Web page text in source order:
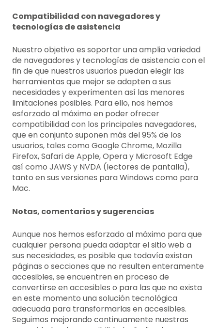
Compatibilidad con navegadores y
tecnologías de asistencia
Nuestro objetivo es soportar una amplia variedad
de navegadores y tecnologías de asistencia con el
fin de que nuestros usuarios puedan elegir las
herramientas que mejor se adapten a sus
necesidades y experimenten así las menores
limitaciones posibles. Para ello, nos hemos
esforzado al máximo en poder ofrecer
compatibilidad con los principales navegadores,
que en conjunto suponen más del 95% de los
usuarios, tales como Google Chrome, Mozilla
Firefox, Safari de Apple, Opera y Microsoft Edge
así como JAWS y NVDA (lectores de pantalla),
tanto en sus versiones para Windows como para
Mac.
Notas, comentarios y sugerencias
Aunque nos hemos esforzado al máximo para que
cualquier persona pueda adaptar el sitio web a
sus necesidades, es posible que todavía existan
páginas o secciones que no resulten enteramente
accesibles, se encuentren en proceso de
convertirse en accesibles o para las que no exista
en este momento una solución tecnológica
adecuada para transformarlas en accesibles.
Seguimos mejorando continuamente nuestras